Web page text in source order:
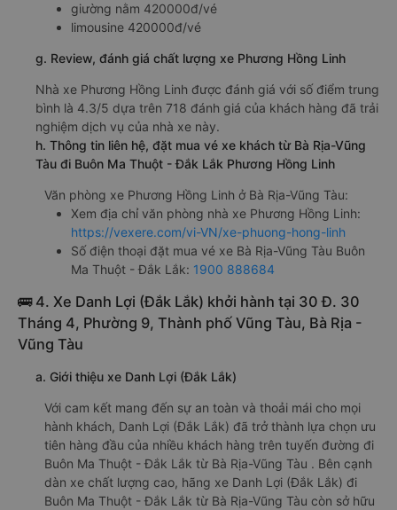
giường nằm 420000đ/vé
limousine 420000đ/vé
g. Review, đánh giá chất lượng xe Phương Hồng Linh
Nhà xe Phương Hồng Linh được đánh giá với số điểm trung
bình là 4.3/5 dựa trên 718 đánh giá của khách hàng đã trải
nghiệm dịch vụ của nhà xe này.
h. Thông tin liên hệ, đặt mua vé xe khách từ Bà Rịa-Vũng
Tàu đi Buôn Ma Thuột - Đắk Lắk Phương Hồng Linh
Văn phòng xe Phương Hồng Linh ở Bà Rịa-Vũng Tàu:
Xem địa chỉ văn phòng nhà xe Phương Hồng Linh:
https://vexere.com/vi-VN/xe-phuong-hong-linh
Số điện thoại đặt mua vé xe Bà Rịa-Vũng Tàu Buôn
Ma Thuột - Đắk Lắk: 1900 888684
🚌 4. Xe Danh Lợi (Đắk Lắk) khởi hành tại 30 Đ. 30
Tháng 4, Phường 9, Thành phố Vũng Tàu, Bà Rịa -
Vũng Tàu
a. Giới thiệu xe Danh Lợi (Đắk Lắk)
Với cam kết mang đến sự an toàn và thoải mái cho mọi
hành khách, Danh Lợi (Đắk Lắk) đã trở thành lựa chọn ưu
tiên hàng đầu của nhiều khách hàng trên tuyến đường đi
Buôn Ma Thuột - Đắk Lắk từ Bà Rịa-Vũng Tàu . Bên cạnh
dàn xe chất lượng cao, hãng xe Danh Lợi (Đắk Lắk) đi
Buôn Ma Thuột - Đắk Lắk từ Bà Rịa-Vũng Tàu còn sở hữu